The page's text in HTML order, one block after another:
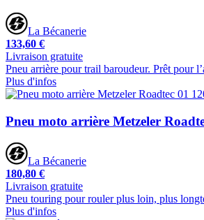
La Bécanerie
133,60 €
Livraison gratuite
Pneu arrière pour trail baroudeur. Prêt pour
Plus d'infos
Pneu moto arrière Metzeler
La Bécanerie
180,80 €
Livraison gratuite
Pneu touring pour rouler plus loin, plus
Plus d'infos